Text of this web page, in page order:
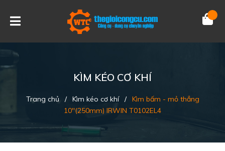
KÌM KÉO CƠ KHÍ
Trang chủ / Kìm kéo cơ khí / Kìm bấm - mỏ thẳng
10''(250mm) IRWIN T0102EL4